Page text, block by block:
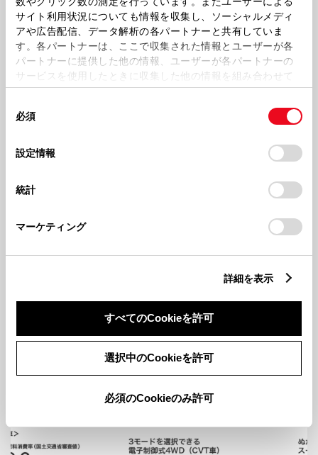
サイト利用状況についても情報を収集し、ソーシャルメディ
アや広告配信、データ解析の各パートナーと共有していま
す。各パートナーは、ここで収集された情報とユーザーが各
パートナーに提供した他の情報、ユーザーが各パートナーの
サービスを使用したときに収集した他の情報を組み合わせて
使用することがあります。当ウェブサイトの使用を続行する
デバイスにすべてのCookie(クッキー)が保存されることに同
意したことになります。Cookie(クッキー)のオプトアウト、
設定の変更、同意を撤回したりするにあたっては、当社の
「Cookie（クッキー）情報の取り扱いについて
」をご覧くだ
必須
設定情報
統計
マーケティング
詳細を表示
すべてのCookieを許可
選択中のCookieを許可
必須のCookieのみ許可
毎日気持ちよく使える、開放的な室内と乗り降りのしやすさ。
★. 軽キャブトラックNo.1。■運転席前方にエンジンルームを持たない車体構造の軽小型トラ
ックとして、室内幅がNo.1。2026年3月現在。トヨタ自動車（株）調べ。自社および他社
にも同数値の車があります。
*1. 社内測定値。
収納スペース
使いやすい室内で、「働く」を効率的に。
助手席側の足元スペースにゆとりを。お仕事に役立つ収納を室内